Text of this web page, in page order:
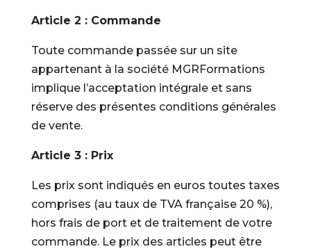
Article 2 : Commande
Toute commande passée sur un site
appartenant à la société MGRFormations
implique l’acceptation intégrale et sans
réserve des présentes conditions générales
de vente.
Article 3 : Prix
Les prix sont indiqués en euros toutes taxes
comprises (au taux de TVA française 20 %),
hors frais de port et de traitement de votre
commande. Le prix des articles peut être